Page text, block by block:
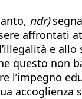
ndr)
affrontati
e
questo non
l’impegno